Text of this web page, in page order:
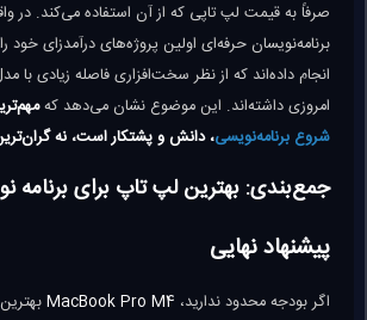
صرفاً به قیمت لپ تاپی که از آن استفاده می‌کند. در
برنامه‌نویسان حرفه‌ای اولین پروژه‌های درآمدزای خود
انجام داده‌اند که از نظر سخت‌افزاری فاصله زیادی با
امروزی داشته‌اند. این موضوع نشان می‌دهد که
شروع برنامه‌نویسی، دانش و پشتکار است، نه
جمع‌بندی: بهترین لپ تاپ برای برنامه
پیشنهاد نهایی
اگر بودجه محدود ندارید، MacBook Pro M4